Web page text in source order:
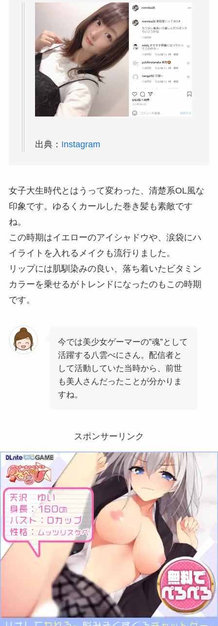
出典： Instagram
女子大生時代とはうって変わった、清楚系OL風な
印象です。ゆるくカールした巻き髪も素敵です
ね。
この時期はイエローのアイシャドウや、涙袋にハ
イライトを入れるメイクも流行りました。
リップには肌馴染みの良い、落ち着いたビタミン
カラーを乗せるがトレンドになったのもこの時期
です。
今では美少女ゲーマーの”魂”として
活躍する八雲べにさん。配信者と
して活動していた当時から、前世
も美人さんだったことが分かりま
すね。
スポンサーリンク